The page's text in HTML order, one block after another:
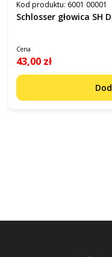
Kod produktu: 6001 00001
Schlosser głowica SH
Cena
43,00 zł